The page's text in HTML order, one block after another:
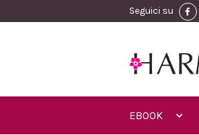
Seguici su
EBOOK